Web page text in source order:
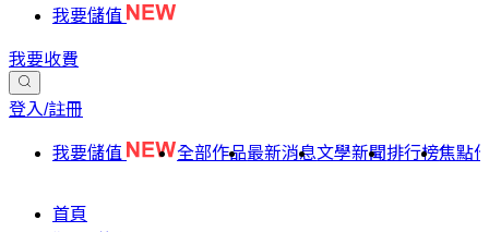
我要儲值
我要收費
登入/註冊
我要儲值 全部作品最新消息文學新聞排行榜焦點
首頁